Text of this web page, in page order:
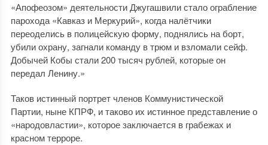
«Апофеозом» деятельности Джугашвили стало ограбление
парохода «Кавказ и Меркурий», когда налётчики
переоделись в полицейскую форму, поднялись на борт,
убили охрану, загнали команду в трюм и взломали сейф.
Добычей Кобы стали 200 тысяч рублей, которые он
передал Ленину.»
Таков истинный портрет членов Коммунистической
Партии, ныне КПРФ, и таково их истинное представление о
«народовластии», которое заключается в грабежах и
красном терроре.